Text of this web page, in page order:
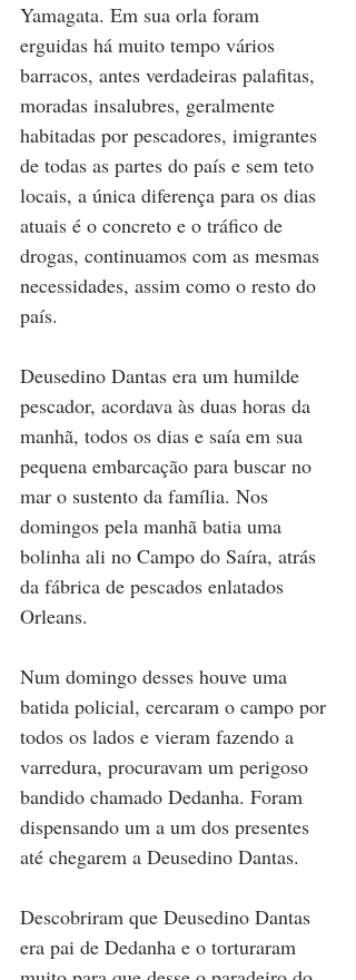
Yamagata. Em sua orla foram
erguidas há muito tempo vários
barracos, antes verdadeiras palafitas,
moradas insalubres, geralmente
habitadas por pescadores, imigrantes
de todas as partes do país e sem teto
locais, a única diferença para os dias
atuais é o concreto e o tráfico de
drogas, continuamos com as mesmas
necessidades, assim como o resto do
país.
Deusedino Dantas era um humilde
pescador, acordava às duas horas da
manhã, todos os dias e saía em sua
pequena embarcação para buscar no
mar o sustento da família. Nos
domingos pela manhã batia uma
bolinha ali no Campo do Saíra, atrás
da fábrica de pescados enlatados
Orleans.
Num domingo desses houve uma
batida policial, cercaram o campo por
todos os lados e vieram fazendo a
varredura, procuravam um perigoso
bandido chamado Dedanha. Foram
dispensando um a um dos presentes
até chegarem a Deusedino Dantas.
Descobriram que Deusedino Dantas
era pai de Dedanha e o torturaram